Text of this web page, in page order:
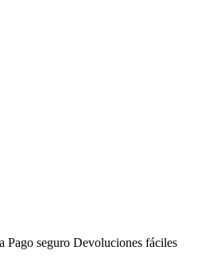
Pago seguro Devoluciones fáciles